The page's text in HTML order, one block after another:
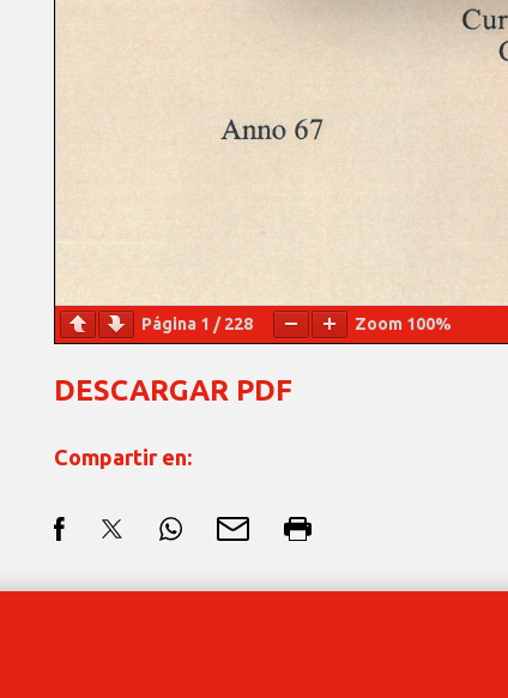
Página 1 /228 Zoom 100%
DESCARGAR PDF
Compartir en: